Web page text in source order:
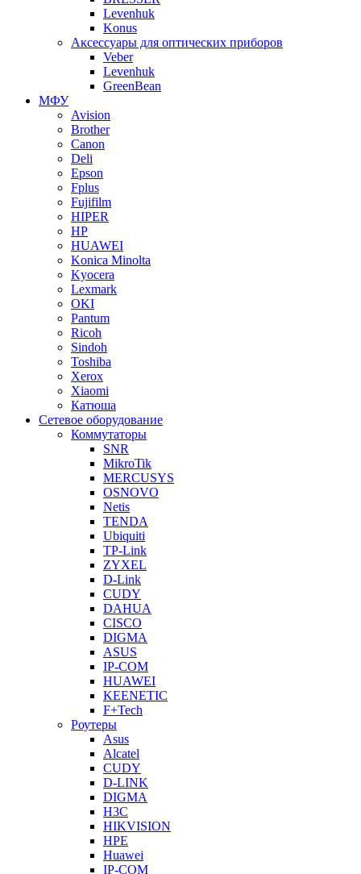
Levenhuk
Konus
Аксессуары для оптических приборов
Veber
Levenhuk
GreenBean
МФУ
Avision
Brother
Canon
Deli
Epson
Fplus
Fujifilm
HIPER
HP
HUAWEI
Konica Minolta
Kyocera
Lexmark
OKI
Pantum
Ricoh
Sindoh
Toshiba
Xerox
Xiaomi
Катюша
Сетевое оборудование
Коммутаторы
SNR
MikroTik
MERCUSYS
OSNOVO
Netis
TENDA
Ubiquiti
TP-Link
ZYXEL
D-Link
CUDY
DAHUA
CISCO
DIGMA
ASUS
IP-COM
HUAWEI
KEENETIC
F+Tech
Роутеры
Asus
Alcatel
CUDY
D-LINK
DIGMA
H3C
HIKVISION
HPE
Huawei
IP-COM